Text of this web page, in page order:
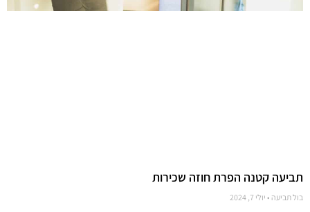
תביעה קטנה הפרת חוזה שכירות
בול תביעה יולי 7, 2024